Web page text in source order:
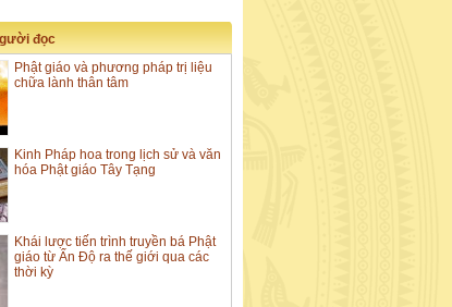
đọc
Phật giáo và phương pháp trị liệu
chữa lành thân tâm
Kinh Pháp hoa trong lịch sử và văn
hóa Phật giáo Tây Tạng
Khái lược tiến trình truyền bá Phật
giáo từ Ấn Độ ra thế giới qua các
thời kỳ